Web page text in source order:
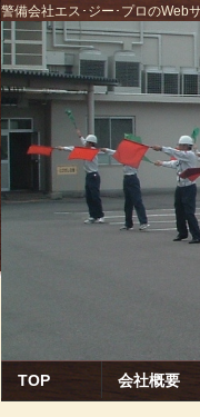
警備会社エス･ジー･プロのWeb
TOP 会社概要